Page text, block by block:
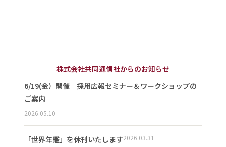
株式会社共同通信社からのお知らせ
6/19(金）開催 採用広報セミナー＆ワークショップの
ご案内
2026.05.10
「世界年鑑」を休刊いたします2026.03.31